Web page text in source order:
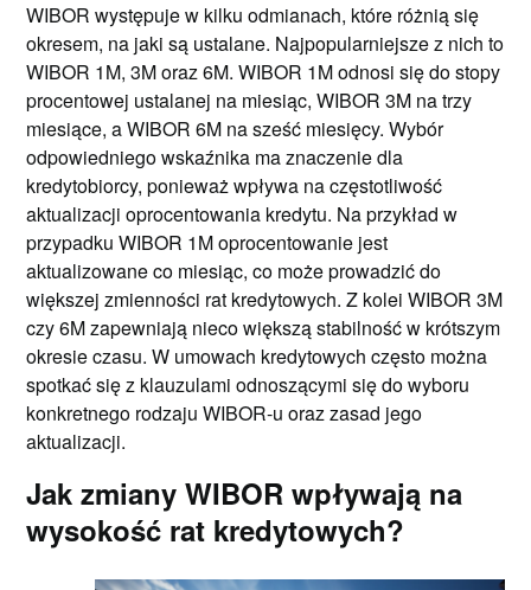
WIBOR występuje w kilku odmianach, które różnią się
okresem, na jaki są ustalane. Najpopularniejsze z nich to
WIBOR 1M, 3M oraz 6M. WIBOR 1M odnosi się do stopy
procentowej ustalanej na miesiąc, WIBOR 3M na trzy
miesiące, a WIBOR 6M na sześć miesięcy. Wybór
odpowiedniego wskaźnika ma znaczenie dla
kredytobiorcy, ponieważ wpływa na częstotliwość
aktualizacji oprocentowania kredytu. Na przykład w
przypadku WIBOR 1M oprocentowanie jest
aktualizowane co miesiąc, co może prowadzić do
większej zmienności rat kredytowych. Z kolei WIBOR 3M
czy 6M zapewniają nieco większą stabilność w krótszym
okresie czasu. W umowach kredytowych często można
spotkać się z klauzulami odnoszącymi się do wyboru
konkretnego rodzaju WIBOR-u oraz zasad jego
aktualizacji.
Jak zmiany WIBOR wpływają na
wysokość rat kredytowych?